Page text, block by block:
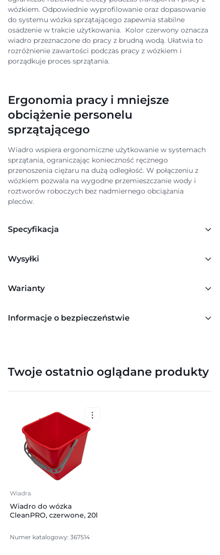
wózkiem. Odpowiednie wyprofilowanie oraz dopasowanie
do systemu wózka sprzątającego zapewnia stabilne
osadzenie w trakcie użytkowania. Kolor czerwony oznacza
wiadro przeznaczone do pracy z brudną wodą. Ułatwia to
rozróżnienie zawartości podczas pracy z wózkiem i
porządkuje proces sprzątania.
Ergonomia pracy i mniejsze
obciążenie personelu
sprzątającego
Wiadro wspiera ergonomiczne użytkowanie w systemach
sprzątania, ograniczając konieczność ręcznego
przenoszenia ciężaru na dużą odległość. W połączeniu z
wózkiem pozwala na wygodne przemieszczanie wody i
roztworów roboczych bez nadmiernego obciążania
pleców.
Specyfikacja
Wysyłki
Warianty
Informacje o bezpieczeństwie
Twoje ostatnio oglądane produkty
Wiadra
Wiadro do wózka
CleanPRO, czerwone, 20l
Numer katalogowy: 367514